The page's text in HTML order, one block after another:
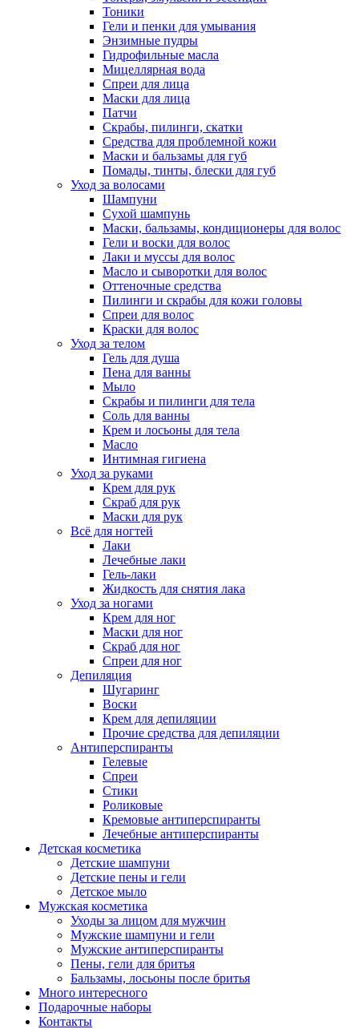
Тоники
Гели и пенки для умывания
Энзимные пудры
Гидрофильные масла
Мицеллярная вода
Спреи для лица
Маски для лица
Патчи
Скрабы, пилинги, скатки
Средства для проблемной кожи
Маски и бальзамы для губ
Помады, тинты, блески для губ
Уход за волосами
Шампуни
Сухой шампунь
Маски, бальзамы, кондиционеры для волос
Гели и воски для волос
Лаки и муссы для волос
Масло и сыворотки для волос
Оттеночные средства
Пилинги и скрабы для кожи головы
Спреи для волос
Краски для волос
Уход за телом
Гель для душа
Пена для ванны
Мыло
Скрабы и пилинги для тела
Соль для ванны
Крем и лосьоны для тела
Масло
Интимная гигиена
Уход за руками
Крем для рук
Скраб для рук
Маски для рук
Всё для ногтей
Лаки
Лечебные лаки
Гель-лаки
Жидкость для снятия лака
Уход за ногами
Крем для ног
Маски для ног
Скраб для ног
Спреи для ног
Депиляция
Шугаринг
Воски
Крем для депиляции
Прочие средства для депиляции
Антиперспиранты
Гелевые
Спреи
Стики
Роликовые
Кремовые антиперспиранты
Лечебные антиперспиранты
Детская косметика
Детские шампуни
Детские пены и гели
Детское мыло
Мужская косметика
Уходы за лицом для мужчин
Мужские шампуни и гели
Мужские антиперспиранты
Пены, гели для бритья
Бальзамы, лосьоны после бритья
Много интересного
Подарочные наборы
Контакты